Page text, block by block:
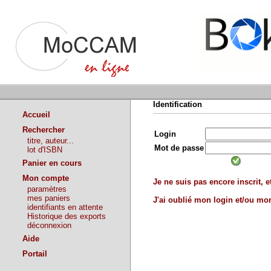
Accueil
Rechercher
titre, auteur...
lot d'ISBN
Panier en cours
Mon compte
paramètres
mes paniers
identifiants en attente
Historique des exports
déconnexion
Aide
Portail
Identification
Login
Mot de passe
Je ne suis pas encore inscrit,
J'ai oublié mon login et/ou